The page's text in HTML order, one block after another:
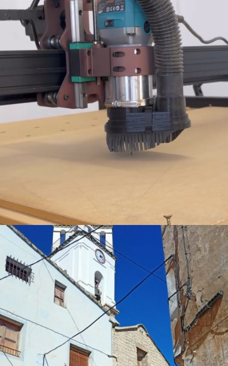
Fresadora CNC
Disseny i matéria
Trobada Boulder Urbà
Educació i experiencies